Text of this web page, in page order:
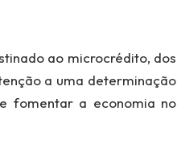
ao microcrédito, dos
a uma determinação
fomentar a economia no